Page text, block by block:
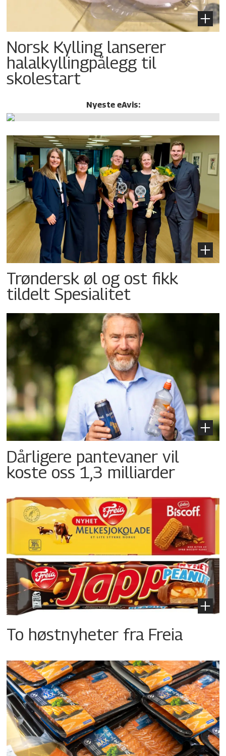
Norsk Kylling lanserer
halalkylling­pålegg til
skolestart
Nyeste eAvis:
Trøndersk øl og ost fikk
tildelt Spesialitet
Dårligere pantevaner vil
koste oss 1,3 milliarder
To høstnyheter fra Freia